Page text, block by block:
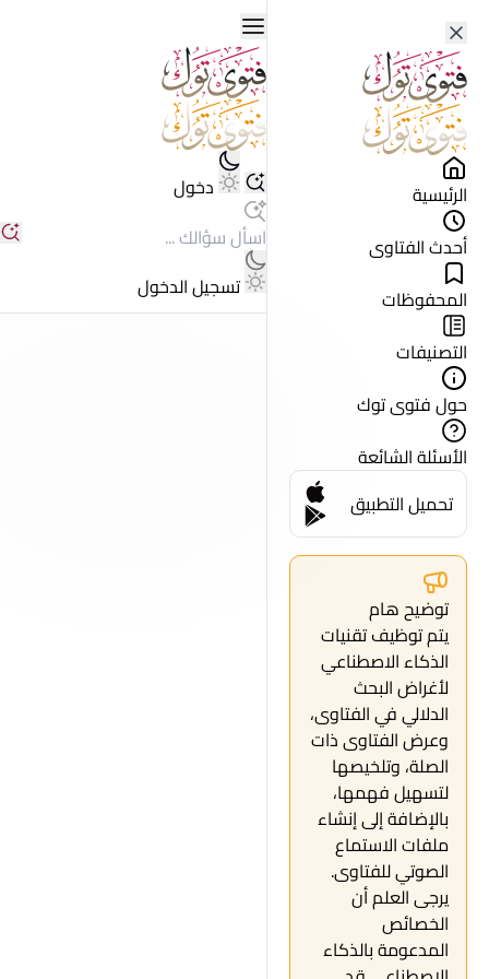
الرئيسية
أحدث الفتاوى
المحفوظات
التصنيفات
حول فتوى توك
الأسئلة الشائعة
تحميل التطبيق
توضيح هام
يتم توظيف تقنيات
الذكاء الاصطناعي
لأغراض البحث
الدلالي في الفتاوى،
وعرض الفتاوى ذات
الصلة، وتلخيصها
لتسهيل فهمها،
بالإضافة إلى إنشاء
ملفات الاستماع
الصوتي للفتاوى.
يرجى العلم أن
الخصائص
المدعومة بالذكاء
دخول
تسجيل الدخول